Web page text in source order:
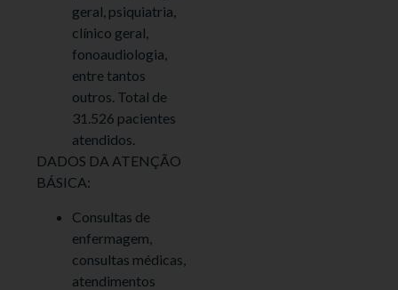
geral, psiquiatria,
clínico geral,
fonoaudiologia,
entre tantos
outros. Total de
31.526 pacientes
atendidos.
DADOS DA ATENÇÃO
BÁSICA:
Consultas de
enfermagem,
consultas médicas,
atendimentos